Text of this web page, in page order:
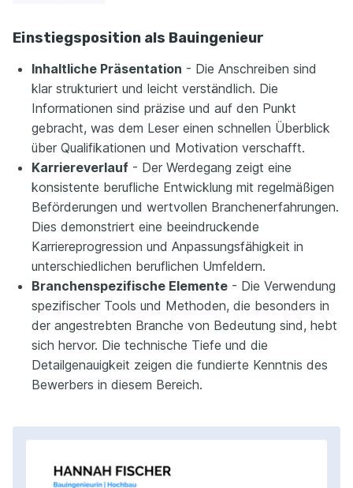
Einstiegsposition als Bauingenieur
Inhaltliche Präsentation - Die Anschreiben sind
klar strukturiert und leicht verständlich. Die
Informationen sind präzise und auf den Punkt
gebracht, was dem Leser einen schnellen Überblick
über Qualifikationen und Motivation verschafft.
Karriereverlauf - Der Werdegang zeigt eine
konsistente berufliche Entwicklung mit regelmäßigen
Beförderungen und wertvollen Branchenerfahrungen.
Dies demonstriert eine beeindruckende
Karriereprogression und Anpassungsfähigkeit in
unterschiedlichen beruflichen Umfeldern.
Branchenspezifische Elemente - Die Verwendung
spezifischer Tools und Methoden, die besonders in
der angestrebten Branche von Bedeutung sind, hebt
sich hervor. Die technische Tiefe und die
Detailgenauigkeit zeigen die fundierte Kenntnis des
Bewerbers in diesem Bereich.